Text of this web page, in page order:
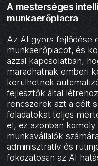
A mesterséges
munkaerőpiacra
Az AI gyors fejlődése
munkaerőpiacot, és
azzal kapcsolatban,
maradhatnak emberi
kerülhetnek
fejlesztők által
rendszerek azt a célt
feladatokat teljes
el, ez azonban
munkavállalók
adminisztratív és
fokozatosan az AI